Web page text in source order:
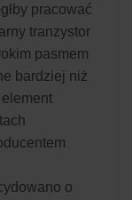
pracować
tranzystor
pasmem
bardziej niż
o